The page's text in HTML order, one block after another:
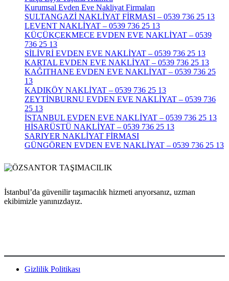
Kurumsal Evden Eve Nakliyat Firmaları
SULTANGAZİ NAKLİYAT FİRMASI – 0539 736 25 13
LEVENT NAKLİYAT – 0539 736 25 13
KÜÇÜKÇEKMECE EVDEN EVE NAKLİYAT – 0539
736 25 13
SİLİVRİ EVDEN EVE NAKLİYAT – 0539 736 25 13
KARTAL EVDEN EVE NAKLİYAT – 0539 736 25 13
KAĞITHANE EVDEN EVE NAKLİYAT – 0539 736 25
13
KADIKÖY NAKLİYAT – 0539 736 25 13
ZEYTİNBURNU EVDEN EVE NAKLİYAT – 0539 736
25 13
İSTANBUL EVDEN EVE NAKLİYAT – 0539 736 25 13
HİSARÜSTÜ NAKLİYAT – 0539 736 25 13
SARIYER NAKLİYAT FİRMASI
GÜNGÖREN EVDEN EVE NAKLİYAT – 0539 736 25 13
İstanbul’da güvenilir taşımacılık hizmeti arıyorsanız, uzman
ekibimizle yanınızdayız.
Gizlilik Politikası